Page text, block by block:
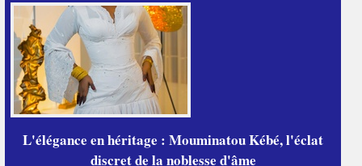
L'élégance en héritage : Mouminatou Kébé, l'éclat
discret de la noblesse d'âme